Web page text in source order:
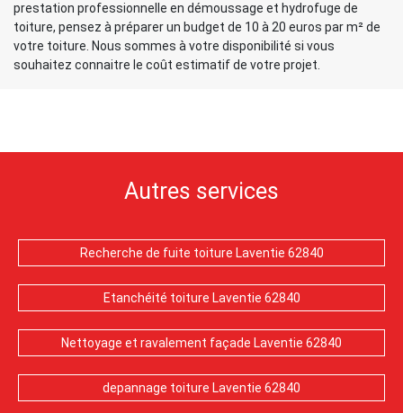
prestation professionnelle en démoussage et hydrofuge de
toiture, pensez à préparer un budget de 10 à 20 euros par m² de
votre toiture. Nous sommes à votre disponibilité si vous
souhaitez connaitre le coût estimatif de votre projet.
Autres services
Recherche de fuite toiture Laventie 62840
Etanchéité toiture Laventie 62840
Nettoyage et ravalement façade Laventie 62840
depannage toiture Laventie 62840